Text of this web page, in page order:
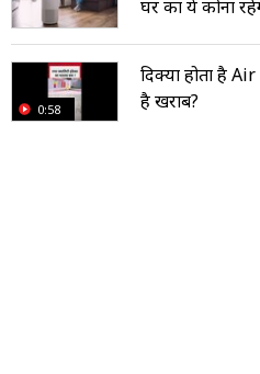
घर का ये कोना
0:58
दिक्या होता है
है खराब?